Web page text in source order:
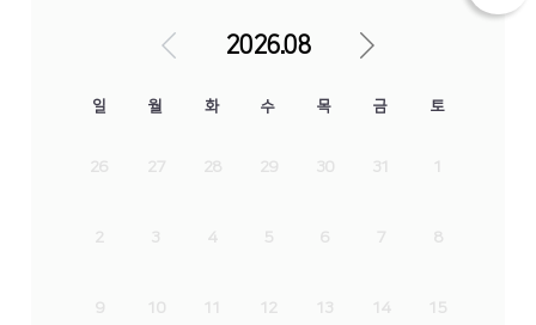
2026.08
일 월 화 수 목 금 토
26 27 28 29 30 31 1
2 3 4 5 6 7 8
9 10 11 12 13 14 15